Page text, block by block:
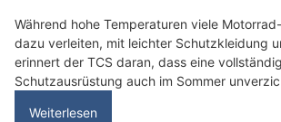
Während hohe Temperaturen viele
dazu verleiten, mit leichter Schutzkleidung
erinnert der TCS daran, dass eine
Schutzausrüstung auch im Sommer
Weiterlesen